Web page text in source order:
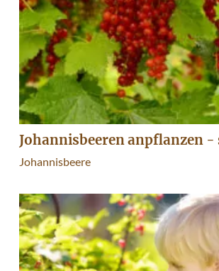
Johannisbeeren anpflanzen -
Johannisbeere